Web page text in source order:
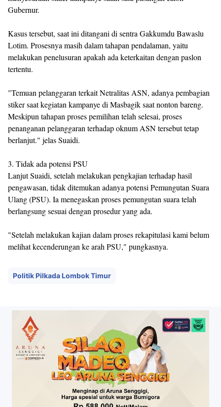
Gubernur.
Kasus tersebut, saat ini ditangani di sentra Gakkumdu Bawaslu
Lotim. Prosesnya masih dalam tahapan pendalaman, yaitu
melakukan penelusuran apakah ada keterkaitan dengan paslon
tertentu.
"Temuan pelanggaran terkait Netralitas ASN, adanya pembagian
stiker saat kegiatan kampanye di Masbagik saat nonton bareng.
Meskipun tahapan proses pemilihan telah selesai, proses
penanganan pelanggaran terhadap oknum ASN tersebut tetap
berlanjut." jelas Suaidi.
3. Tidak ada potensi PSU
Lanjut Suaidi, setelah melakukan pengkajian terhadap hasil
pengawasan, tidak ditemukan adanya potensi Pemungutan Suara
Ulang (PSU). Ia menegaskan proses pemungutan suara telah
berlangsung sesuai dengan prosedur yang ada.
"Setelah melakukan kajian dalam proses rekapitulasi kami belum
melihat kecenderungan ke arah PSU," pungkasnya.
Politik Pilkada Lombok Timur